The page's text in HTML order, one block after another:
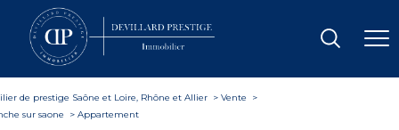
de prestige Saône et Loire, Rhône et Allier
Vente
sur saone
Appartement